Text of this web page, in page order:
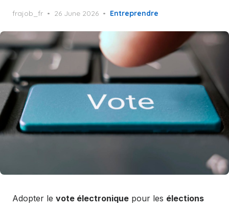
frajob_fr
Posted
26 June 2026 Entreprendre
Adopter le vote électronique pour les élections